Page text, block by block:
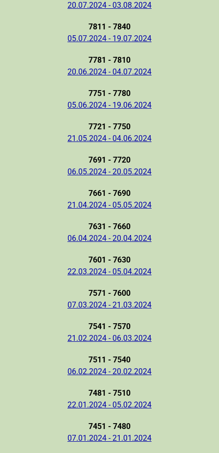
20.07.2024 - 03.08.2024
7811 - 7840
05.07.2024 - 19.07.2024
7781 - 7810
20.06.2024 - 04.07.2024
7751 - 7780
05.06.2024 - 19.06.2024
7721 - 7750
21.05.2024 - 04.06.2024
7691 - 7720
06.05.2024 - 20.05.2024
7661 - 7690
21.04.2024 - 05.05.2024
7631 - 7660
06.04.2024 - 20.04.2024
7601 - 7630
22.03.2024 - 05.04.2024
7571 - 7600
07.03.2024 - 21.03.2024
7541 - 7570
21.02.2024 - 06.03.2024
7511 - 7540
06.02.2024 - 20.02.2024
7481 - 7510
22.01.2024 - 05.02.2024
7451 - 7480
07.01.2024 - 21.01.2024